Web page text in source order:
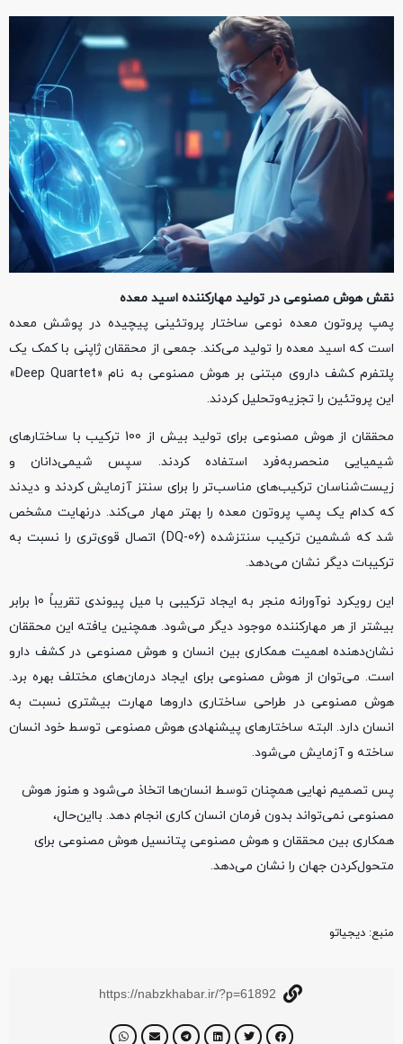
نقش هوش مصنوعی در تولید مهارکننده اسید معده
پمپ پروتون معده نوعی ساختار پروتئینی پیچیده در پوشش معده
است که اسید معده را تولید می‌کند. جمعی از محققان ژاپنی با کمک یک
پلتفرم کشف داروی مبتنی بر هوش مصنوعی به نام «Deep Quartet»
این پروتئین را تجزیه‌وتحلیل کردند.
محققان از هوش مصنوعی برای تولید بیش از 100 ترکیب با ساختارهای
شیمیایی منحصربه‌فرد استفاده کردند. سپس شیمی‌دانان و
زیست‌شناسان ترکیب‌های مناسب‌تر را برای سنتز آزمایش کردند و دیدند
که کدام یک پمپ پروتون معده را بهتر مهار می‌کند. درنهایت مشخص
شد که ششمین ترکیب سنتزشده (DQ-06) اتصال قوی‌تری را نسبت به
ترکیبات دیگر نشان می‌دهد.
این رویکرد نوآورانه منجر به ایجاد ترکیبی با میل پیوندی تقریباً 10 برابر
بیشتر از هر مهارکننده‌ موجود دیگر می‌شود. همچنین یافته این محققان
نشان‌دهنده اهمیت همکاری بین انسان و هوش مصنوعی در کشف دارو
است. می‌توان از هوش مصنوعی برای ایجاد درمان‌های مختلف بهره برد.
هوش مصنوعی در طراحی ساختاری داروها مهارت بیشتری نسبت به
انسان دارد. البته ساختارهای پیشنهادی هوش مصنوعی توسط خود انسان
ساخته و آزمایش می‌شود.
پس تصمیم نهایی همچنان توسط انسان‌ها اتخاذ می‌شود و هنوز هوش
مصنوعی نمی‌تواند بدون فرمان انسان کاری انجام دهد. بااین‌حال،
همکاری بین محققان و هوش مصنوعی پتانسیل هوش مصنوعی برای
متحول‌کردن جهان را نشان می‌دهد.
منبع‌: دیجیاتو
https://nabzkhabar.ir/?p=61892